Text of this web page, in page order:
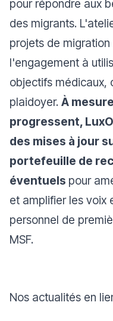
pour répondre aux
des migrants.
projets de migration
l'engagement à
objectifs médicaux,
plaidoyer. À
progressent,
des mises à jour
portefeuille de
éventuels pour
et amplifier les voix
personnel de
MSF.
Nos actualités en